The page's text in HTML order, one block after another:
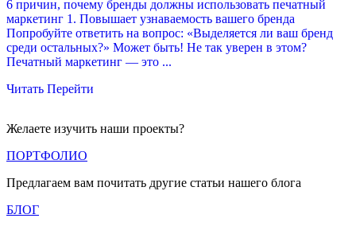
6 причин, почему бренды должны использовать печатный
маркетинг 1. Повышает узнаваемость вашего бренда
Попробуйте ответить на вопрос: «Выделяется ли ваш бренд
среди остальных?» Может быть! Не так уверен в этом?
Печатный маркетинг — это ...
Читать Перейти
Желаете изучить наши проекты?
ПОРТФОЛИО
Предлагаем вам почитать другие статьи нашего блога
БЛОГ